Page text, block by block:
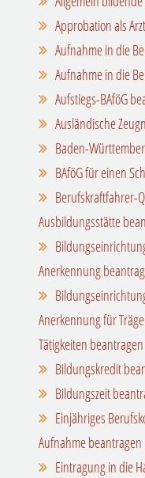
Approbation als
Aufnahme in die
Aufnahme in die
Aufstiegs-BAföG
Ausländische
Baden-
BAföG für einen
Berufskraftfahrer-
Ausbildungsstätte
Anerkennung
Anerkennung für
Tätigkeiten beantragen
Bildungskredit
Bildungszeit
Einjähriges
Aufnahme beantragen
Eintragung in die